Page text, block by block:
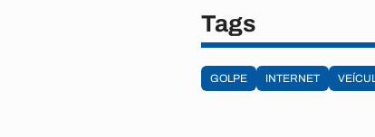
Tags
GOLPE INTERNET